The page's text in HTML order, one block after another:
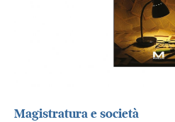
Magistratura e società